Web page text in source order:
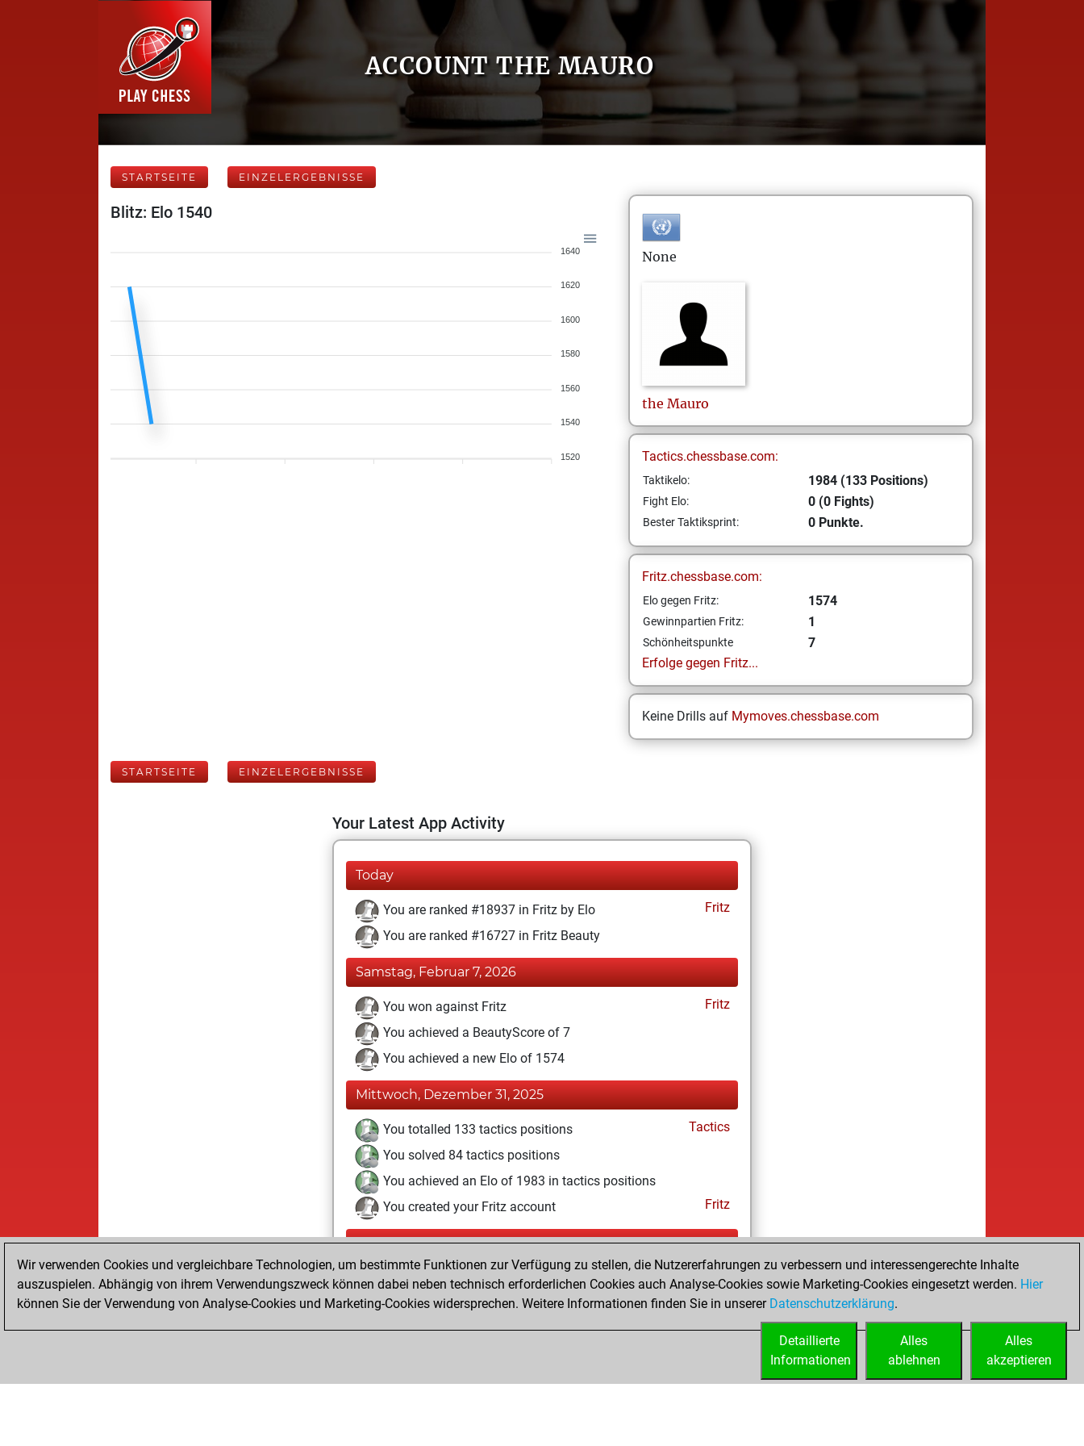
ACCOUNT THE MAURO
STARTSEITE EINZELERGEBNISSE
Blitz: Elo 1540
1640
1620
1600
1580
1560
1540
1520
None
the Mauro
Tactics.chessbase.com:
Taktikelo: 1984 (133 Positions)
Fight Elo: 0 (0 Fights)
Bester Taktiksprint: 0 Punkte.
Fritz.chessbase.com:
Elo gegen Fritz: 1574
Gewinnpartien Fritz: 1
Schönheitspunkte
7
Erfolge gegen Fritz...
Keine Drills auf Mymoves.chessbase.com
STARTSEITE EINZELERGEBNISSE
Your Latest App Activity
Today
You are ranked #18937 in Fritz by Elo
Fritz
You are ranked #16727 in Fritz Beauty
Samstag, Februar 7, 2026
You won against Fritz
Fritz
You achieved a BeautyScore of 7
You achieved a new Elo of 1574
Mittwoch, Dezember 31, 2025
You totalled 133 tactics positions
Tactics
You solved 84 tactics positions
You achieved an Elo of 1983 in tactics positions
You created your Fritz account
Fritz
Montag, Januar 31, 2022
You played 1 blitz games
Play
You scored +0 =0 -1 in blitz
Wir verwenden Cookies und vergleichbare Technologien, um bestimmte Funktionen zur Verfügung zu stellen, die Nutzererfahrungen zu verbessern und interessengerechte Inhalte
auszuspielen. Abhängig von ihrem Verwendungszweck können dabei neben technisch erforderlichen Cookies auch Analyse-Cookies sowie Marketing-Cookies eingesetzt werden. Hier
können Sie der Verwendung von Analyse-Cookies und Marketing-Cookies widersprechen. Weitere Informationen finden Sie in unserer Datenschutzerklärung.
Alles
akzeptieren
Alles
ablehnen
Detaillierte
Informationen